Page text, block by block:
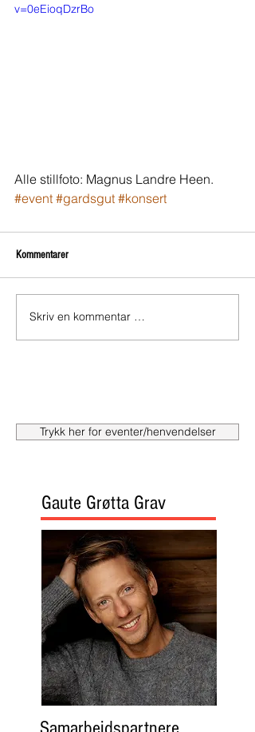
v=0eEioqDzrBo
Alle stillfoto: Magnus Landre Heen.
#event #gardsgut #konsert
Kommentarer
Skriv en kommentar …
Trykk her for eventer/henvendelser
Gaute Grøtta Grav